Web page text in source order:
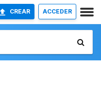
CREAR ACCEDER